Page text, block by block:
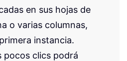
en sus hojas de
o varias columnas,
instancia.
pocos clics podrá